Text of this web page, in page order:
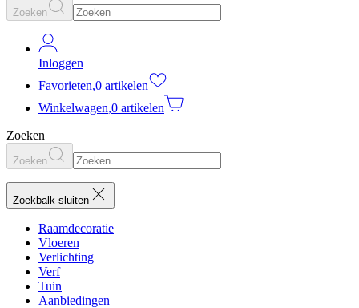
Zoeken
Inloggen
Favorieten,0 artikelen
Winkelwagen,0 artikelen
Zoeken
Zoeken
Zoekbalk sluiten
Raamdecoratie
Vloeren
Verlichting
Verf
Tuin
Aanbiedingen